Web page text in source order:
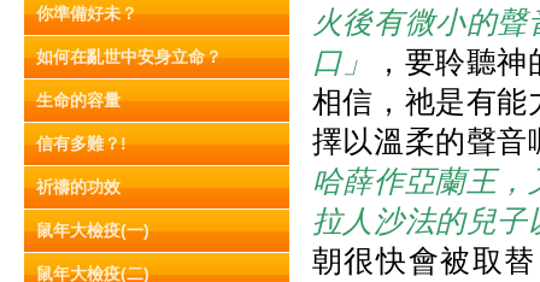
你準備好未？
如何在亂世中安身立命？
生命的容量
信有多難？!
祈禱的功效
鼠年大檢疫(一)
鼠年大檢疫(二)
火後有微小的
口」
，要聆聽
相信，祂是有能
擇以溫柔的聲音
哈薛作亞蘭王
拉人沙法的兒
朝很快會被取